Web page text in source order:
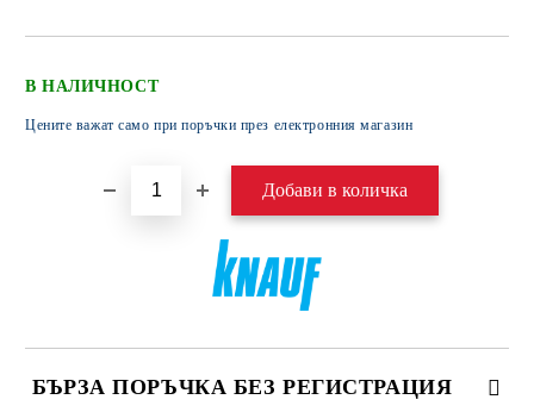
В НАЛИЧНОСТ
Цените важат само при поръчки през електронния магазин
БЪРЗА ПОРЪЧКА БЕЗ РЕГИСТРАЦИЯ